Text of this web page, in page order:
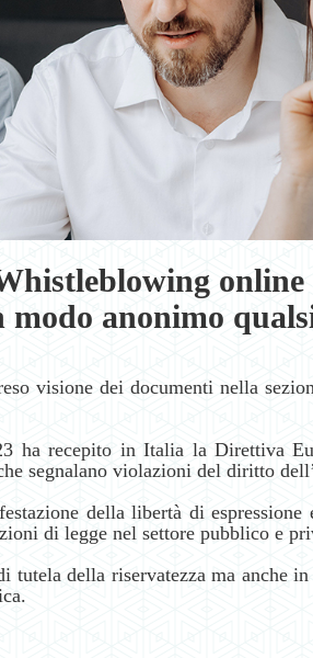
modo anonimo
visione dei documenti nella
ha recepito in Italia la Direttiva
segnalano violazioni del diritto
della libertà di
di legge nel settore pubblico e
della riservatezza ma anche